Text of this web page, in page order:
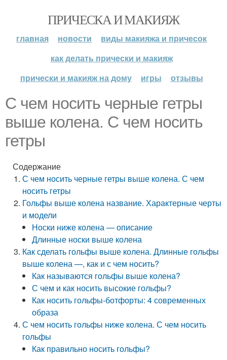
ПРИЧЕСКА И МАКИЯЖ
главная новости
виды макияжа и причесок
как делать прически и макияж
прически и макияж на дому
игры отзывы
С чем носить черные гетры
выше колена. С чем носить
гетры
Содержание
С чем носить черные гетры выше колена. С чем
носить гетры
Гольфы выше колена название. Характерные черты
и модели
Носки ниже колена — описание
Длинные носки выше колена
Как сделать гольфы выше колена. Длинные гольфы
выше колена —, как и с чем носить?
Как называются гольфы выше колена?
С чем и как носить высокие гольфы?
Как носить гольфы-ботфорты: 4 современных
образа
С чем носить гольфы ниже колена. С чем носить
гольфы
Как правильно носить гольфы?